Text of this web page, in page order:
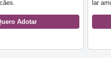
Adotar
lar